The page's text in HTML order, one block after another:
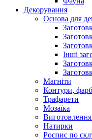
Декорування
Основа для
Інші
Магніти
Контури,
Трафарети
Мозаїка
Натирки
Роспис по